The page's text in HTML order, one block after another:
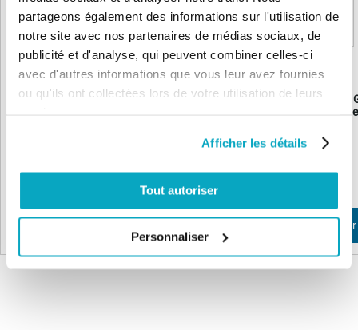
partageons également des informations sur l'utilisation de
notre site avec nos partenaires de médias sociaux, de
publicité et d'analyse, qui peuvent combiner celles-ci
avec d'autres informations que vous leur avez fournies
ou qu'ils ont collectées lors de votre utilisation de leurs
Afficher les détails
Tout autoriser
Personnaliser
FAAC C720 et C721 Capot moteur
FAAC C720 et C721
support et levier de
Ajouter au panier